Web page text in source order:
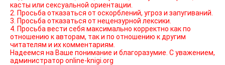
касты или сексуальной ориентации.
2. Просьба отказаться от оскорблений, угроз и запугиваний.
3. Просьба отказаться от нецензурной лексики.
4. Просьба вести себя максимально корректно как по
отношению к авторам, так и по отношению к другим
читателям и их комментариям.
Надеемся на Ваше понимание и благоразумие. С уважением,
администратор online-knigi.org